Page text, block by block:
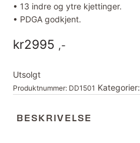
• 13 indre og ytre kjettinger.
• PDGA godkjent.
kr2995 ,-
Utsolgt
Produktnummer: DD1501 Kategorier:
BESKRIVELSE